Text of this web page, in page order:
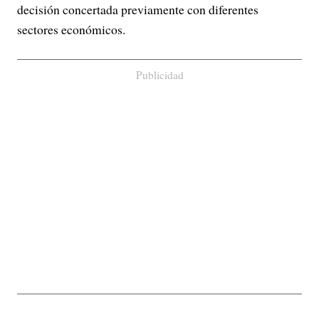
decisión concertada previamente con diferentes
sectores económicos.
Publicidad